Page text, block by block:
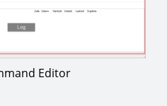
Editor